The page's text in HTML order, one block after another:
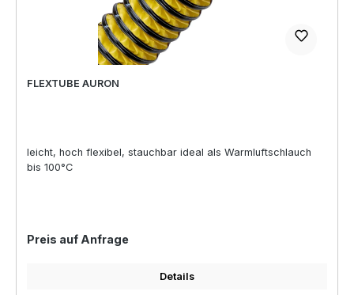
FLEXTUBE AURON
leicht, hoch flexibel, stauchbar ideal als Warmluftschlauch
bis 100°C
Regulärer Preis:
Preis auf Anfrage
Details